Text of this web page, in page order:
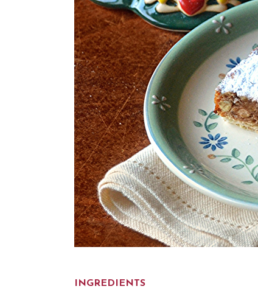
INGREDIENTS